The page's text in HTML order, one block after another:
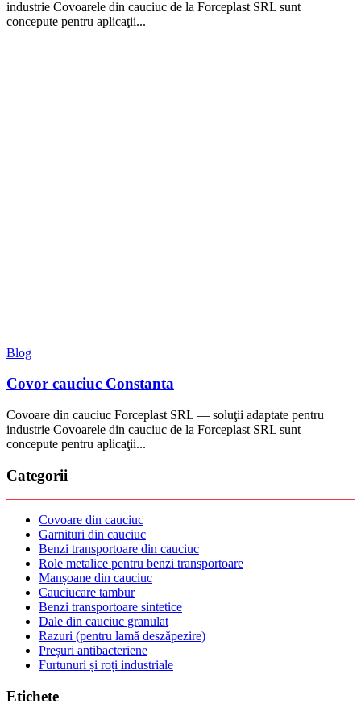
industrie Covoarele din cauciuc de la Forceplast SRL sunt
concepute pentru aplicaţii...
Blog
Covor cauciuc Constanta
Covoare din cauciuc Forceplast SRL — soluţii adaptate pentru
industrie Covoarele din cauciuc de la Forceplast SRL sunt
concepute pentru aplicaţii...
Categorii
Covoare din cauciuc
Garnituri din cauciuc
Benzi transportoare din cauciuc
Role metalice pentru benzi transportoare
Manșoane din cauciuc
Cauciucare tambur
Benzi transportoare sintetice
Dale din cauciuc granulat
Razuri (pentru lamă deszăpezire)
Preșuri antibacteriene
Furtunuri și roți industriale
Etichete